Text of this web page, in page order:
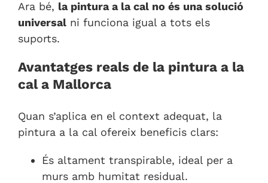
Ara bé, la pintura a la cal no és una solució
universalni funciona igual a tots els
suports.
Avantatges reals de la pintura a la
cal a Mallorca
Quan s’aplica en el context adequat, la
pintura a la cal ofereix beneficis clars:
És altament transpirable, ideal per a
murs amb humitat residual.